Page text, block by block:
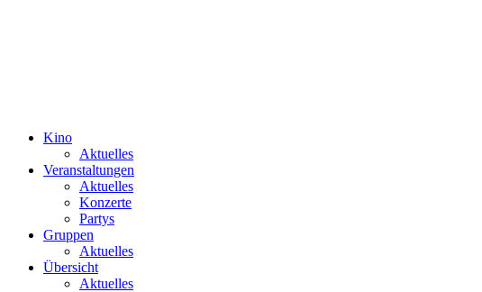
Kino
Aktuelles
Veranstaltungen
Aktuelles
Konzerte
Partys
Gruppen
Aktuelles
Übersicht
Aktuelles